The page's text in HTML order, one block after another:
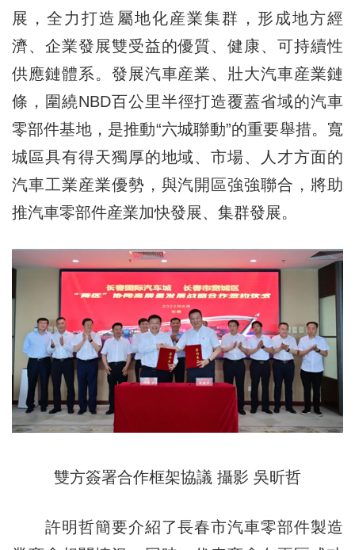
展，全力打造屬地化産業集群，形成地方經
濟、企業發展雙受益的優質、健康、可持續性
供應鏈體系。發展汽車産業、壯大汽車産業鏈
條，圍繞NBD百公里半徑打造覆蓋省域的汽車
零部件基地，是推動“六城聯動”的重要舉措。寬
城區具有得天獨厚的地域、市場、人才方面的
汽車工業産業優勢，與汽開區強強聯合，將助
推汽車零部件産業加快發展、集群發展。
雙方簽署合作框架協議 攝影 吳昕哲
許明哲簡要介紹了長春市汽車零部件製造